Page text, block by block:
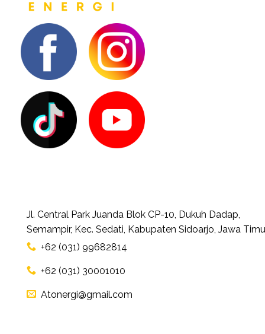
Jl. Central Park Juanda Blok CP-10, Dukuh Dadap,
Semampir, Kec. Sedati, Kabupaten Sidoarjo, Jawa
+62 (031) 99682814
+62 (031) 30001010
Atonergi@gmail.com